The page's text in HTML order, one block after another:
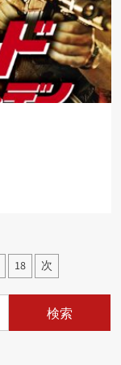
18 次